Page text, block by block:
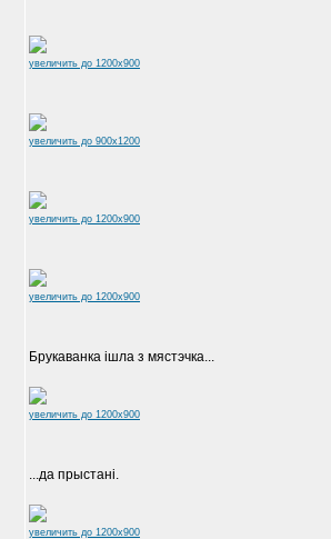
увеличить до 1200x900
увеличить до 900x1200
увеличить до 1200x900
увеличить до 1200x900
Брукаванка ішла з мястэчка...
увеличить до 1200x900
...да прыстані.
увеличить до 1200x900